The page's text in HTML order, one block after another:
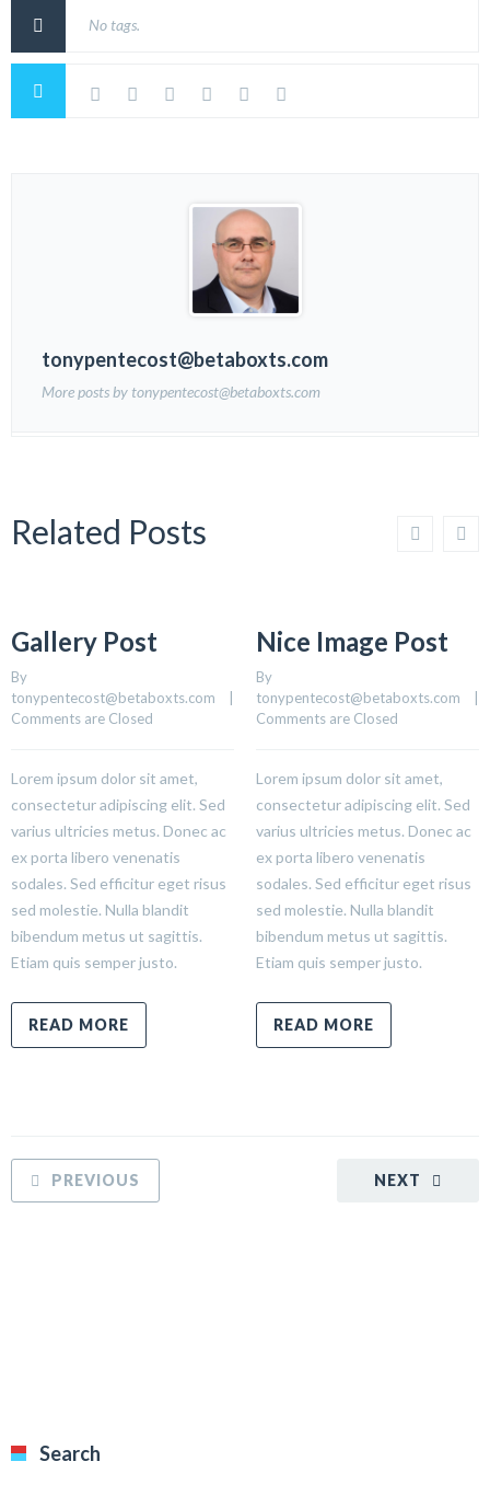
No tags.
tonypentecost@betaboxts.com
More posts by tonypentecost@betaboxts.com
Related Posts
Gallery Post
tonypentecost@betaboxts.com
Comments are Closed
Lorem ipsum dolor sit amet,
consectetur adipiscing elit. Sed
varius ultricies metus. Donec ac
ex porta libero venenatis
sodales. Sed efficitur eget risus
sed molestie. Nulla blandit
bibendum metus ut sagittis.
Etiam quis semper justo.
READ MORE
Nice Image Post
tonypentecost@betaboxts.com
Comments are Closed
Lorem ipsum dolor sit amet,
consectetur adipiscing elit. Sed
varius ultricies metus. Donec ac
ex porta libero venenatis
sodales. Sed efficitur eget risus
sed molestie. Nulla blandit
bibendum metus ut sagittis.
Etiam quis semper justo.
READ MORE
NEXT
PREVIOUS
Search